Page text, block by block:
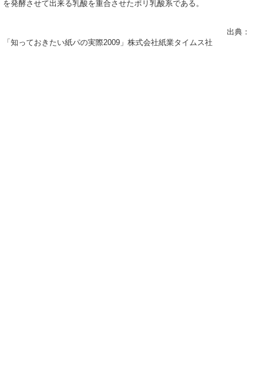
を発酵させて出来る乳酸を重合させたポリ乳酸系である。
出典：
「知っておきたい紙パの実際2009」株式会社紙業タイムス社